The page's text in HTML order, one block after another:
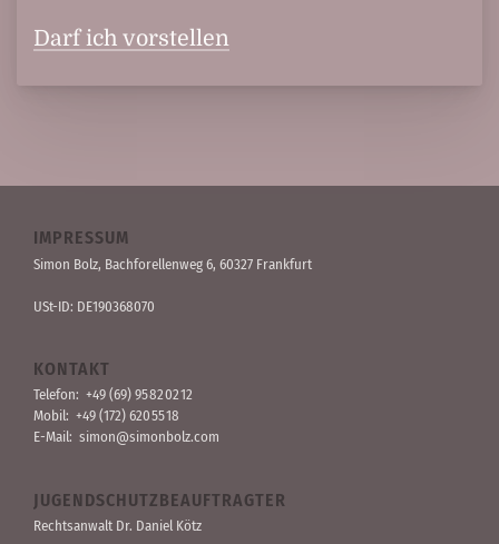
Darf ich vorstellen
IMPRESSUM
Simon Bolz, Bachforellen­weg 6, 60327 Frankfurt
USt-ID: DE190368070
KONTAKT
Telefon: +49 (69) 95 82 02 12
Mobil: +49 (172) 620 55 18
E-Mail: simon@simonbolz.com
JUGENDSCHUTZBEAUFTRAGTER
Rechts­anwalt Dr. Daniel Kötz